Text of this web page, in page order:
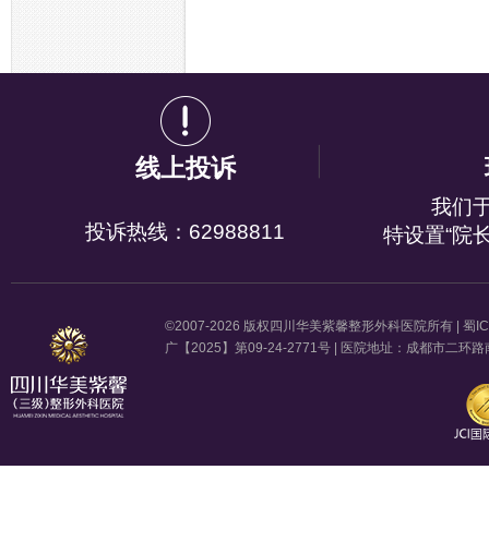
线上投诉
投诉热线：62988811
我们
特设置“院
©2007-2026 版权四川华美紫馨整形外科医院所有 | 蜀
广【2025】第09-24-2771号 | 医院地址：成都市二环